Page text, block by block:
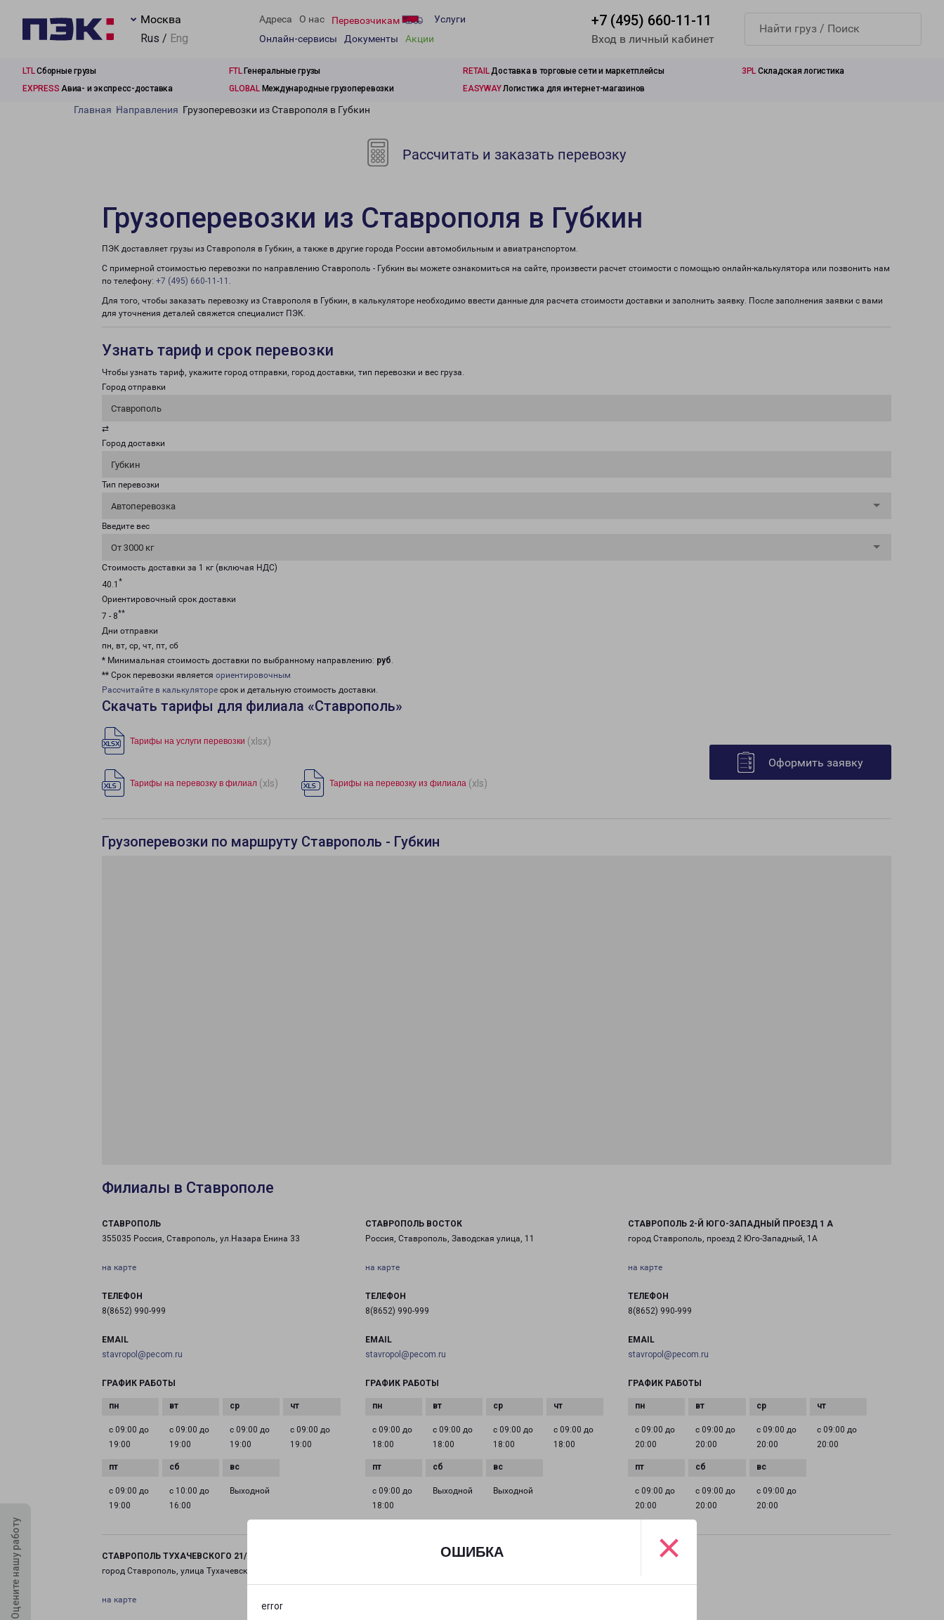
ОШИБКА
error
×
Москва
Rus / Eng
Адреса О нас Перевозчикам
Услуги
Онлайн-сервисы
Документы Акции
+7 (495) 660-11-11
Вход в личный кабинет
LTLСборные грузы FTLГенеральные грузы RETAILДоставка в торговые сети и маркетплейсы 3PL Складская логистика
EXPRESS Авиа- и экспресс-доставка GLOBALМеждународные грузоперевозки EASYWAYЛогистика для интернет-магазинов
Оцените нашу работу
Главная Направления Грузоперевозки из Ставрополя в Губкин
Рассчитать и заказать перевозку
Грузоперевозки из Ставрополя в Губкин
ПЭК доставляет грузы из Ставрополя в Губкин, а также в другие города России автомобильным и авиатранспортом.
С примерной стоимостью перевозки по направлению Ставрополь - Губкин вы можете ознакомиться на сайте, произвести расчет стоимости с помощью онлайн-калькулятора или позвонить нам
по телефону: +7 (495) 660-11-11 .
Для того, чтобы заказать перевозку из Ставрополя в Губкин, в калькуляторе необходимо ввести данные для расчета стоимости доставки и заполнить заявку. После заполнения заявки с вами
для уточнения деталей свяжется специалист ПЭК.
Узнать тариф и срок перевозки
Чтобы узнать тариф, укажите город отправки, город доставки, тип перевозки и вес груза.
Город отправки
Ставрополь
⇄
Город доставки
Губкин
Тип перевозки
Автоперевозка
Введите вес
От 3000 кг
Стоимость доставки за 1 кг (включая НДС)
40.1 *
Ориентировочный срок доставки
7 - 8**
Дни отправки
пн, вт, ср, чт, пт, сб
* Минимальная стоимость доставки по выбранному направлению: руб.
** Срок перевозки является ориентировочным
Рассчитайте в калькуляторе срок и детальную стоимость доставки.
Скачать тарифы для филиала «Ставрополь»
Тарифы на услуги перевозки (xlsx)
Тарифы на перевозку в филиал (xls) Тарифы на перевозку из филиала (xls)
Оформить заявку
Грузоперевозки по маршруту Ставрополь - Губкин
Филиалы в Ставрополе
СТАВРОПОЛЬ
355035 Россия, Ставрополь, ул.Назара Енина 33
на карте
ТЕЛЕФОН
8(8652) 990-999
EMAIL
stavropol@pecom.ru
ГРАФИК РАБОТЫ
с 09:00 до
19:00
с 09:00 до
19:00
с 09:00 до
19:00
с 09:00 до
19:00
с 09:00 до
19:00
с 10:00 до
16:00
Выходной
СТАВРОПОЛЬ ВОСТОК
Россия, Ставрополь, Заводская улица, 11
на карте
ТЕЛЕФОН
8(8652) 990-999
EMAIL
stavropol@pecom.ru
ГРАФИК РАБОТЫ
с 09:00 до
18:00
с 09:00 до
18:00
с 09:00 до
18:00
с 09:00 до
18:00
с 09:00 до
18:00
Выходной Выходной
СТАВРОПОЛЬ 2-Й ЮГО-ЗАПАДНЫЙ ПРОЕЗД 1 А
город Ставрополь, проезд 2 Юго-Западный, 1А
на карте
ТЕЛЕФОН
8(8652) 990-999
EMAIL
stavropol@pecom.ru
ГРАФИК РАБОТЫ
с 09:00 до
20:00
с 09:00 до
20:00
с 09:00 до
20:00
с 09:00 до
20:00
с 09:00 до
20:00
с 09:00 до
20:00
с 09:00 до
20:00
СТАВРОПОЛЬ ТУХАЧЕВСКОГО 21/1
город Ставрополь, улица Тухачевского, 21 корпус 1
на карте
МИХАЙЛОВСК ЛОГАЧЕВСКАЯ 108